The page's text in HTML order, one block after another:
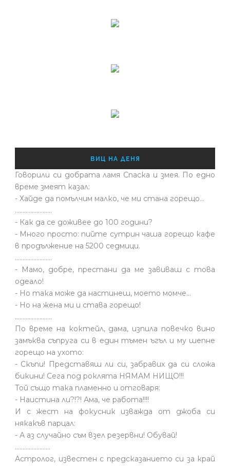
ВИЦ НА ДЕНЯ
Говорили си добрата ламя Спаска и змея. По едно
време змеят казал:
- Хайде да помълчим малко, че ми стана горещо...
........................
- Как да се доживее до 100 години?
- Много просто: пийте сутрин чаша горещо кафе
в продължение на 5200 седмици.
........................
- Мамо, добре, престани да ме завиваш с това
одеало!
- Но така може да настинеш, моето момче…
- Но на жена ми и става горещо!
........................
По време на коктейл, дама, изпила повечко вино
замъква съпруга си в един тъмен ъгъл и му шепне
горещо на ухото:
- Скъпи! Представяш ли си, забравих да си сложа
бикини! Сега под роклята НЯМАМ НИЩО!!!
Той също така пламенно и отговаря:
- Наистина ли?!?! Ама, че работа!!!!
И с жест на фокусник изважда от джоба си
някакъв парцал:
- А аз случайно съм взел резервни! Обувай!
.......................
Астролог, известен с предсказанието си за край